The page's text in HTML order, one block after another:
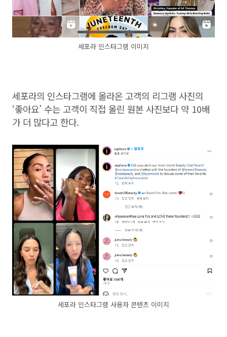
세포라 인스타그램 이미지
세포라의 인스타그램에 올라온 고객의 리그램 사진의
‘좋아요’ 수는 고객이 직접 올린 원본 사진보다 약 10배
가 더 많다고 한다.
세포라 인스타그램 사용자 콘텐츠 이미지